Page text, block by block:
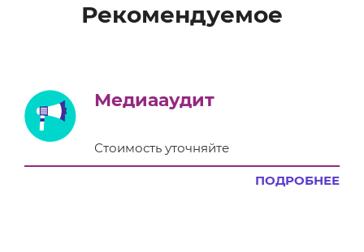
Рекомендуемое
Медиааудит
Стоимость уточняйте
ПОДРОБНЕЕ